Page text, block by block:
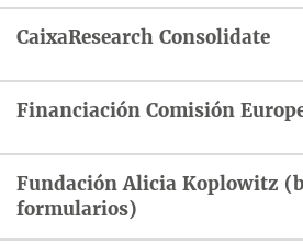
CaixaResearch Consolidate
Financiación Comisión
Fundación Alicia Koplowitz
formularios)